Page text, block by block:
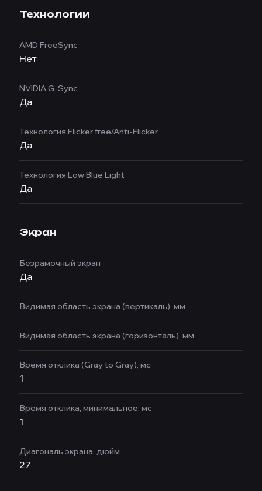
Технологии
AMD FreeSync
Нет
NVIDIA G-Sync
Да
Технология Flicker free/Anti-Flicker
Да
Технология Low Blue Light
Да
Экран
Безрамочный экран
Да
Видимая область экрана (вертикаль), мм
Видимая область экрана (горизонталь), мм
Время отклика (Gray to Gray), мс
1
Время отклика, минимальное, мс
1
Диагональ экрана, дюйм
27